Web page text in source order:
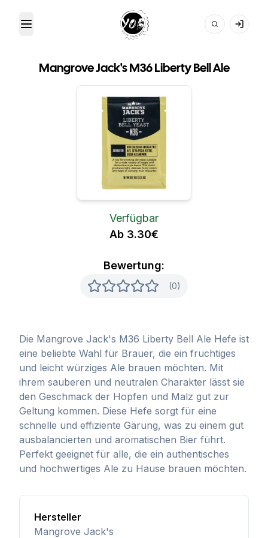
Toggle Menu Your Own Beer
Mangrove Jack's M36 Liberty Bell Ale
Bewertung:
(0)
Verfügbar
Ab 3.30€
Die Mangrove Jack's M36 Liberty Bell Ale Hefe ist
eine beliebte Wahl für Brauer, die ein fruchtiges
und leicht würziges Ale brauen möchten. Mit
ihrem sauberen und neutralen Charakter lässt sie
den Geschmack der Hopfen und Malz gut zur
Geltung kommen. Diese Hefe sorgt für eine
schnelle und effiziente Gärung, was zu einem gut
ausbalancierten und aromatischen Bier führt.
Perfekt geeignet für alle, die ein authentisches
und hochwertiges Ale zu Hause brauen möchten.
Hersteller
Mangrove Jack's